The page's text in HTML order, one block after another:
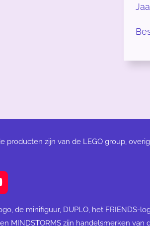
producten zijn van de LEGO group,
de minifiguur, DUPLO, het FRIENDS-
MINDSTORMS zijn handelsmerken van